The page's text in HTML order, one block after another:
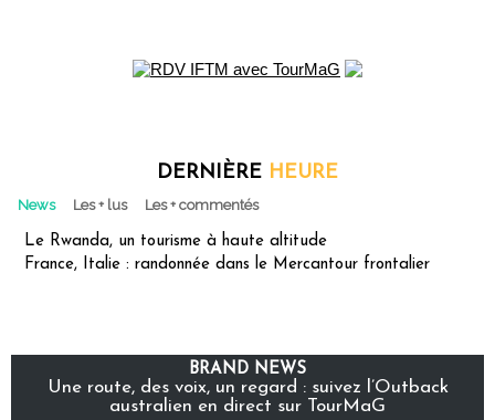
DERNIÈRE HEURE
News Les + lus Les + commentés
Le Rwanda, un tourisme à haute altitude
France, Italie : randonnée dans le Mercantour frontalier
BRAND NEWS
Une route, des voix, un regard : suivez l’Outback
australien en direct sur TourMaG